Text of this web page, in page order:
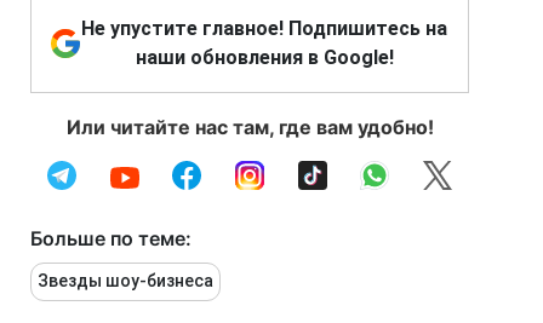
Не упустите главное! Подпишитесь на
наши обновления в Google!
Или читайте нас там, где вам удобно!
Больше по теме:
Звезды шоу-бизнеса